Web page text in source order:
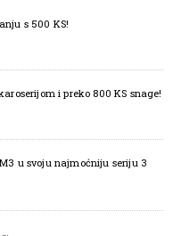
s 500 KS!
i preko 800 KS snage!
u svoju najmoćniju seriju 3